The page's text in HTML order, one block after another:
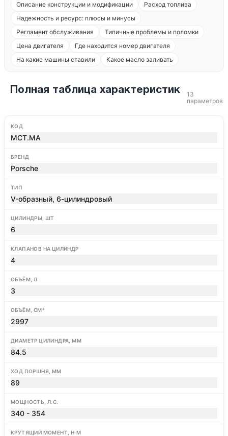
Описание конструкции и модификации
Расход топлива
Надежность и ресурс: плюсы и минусы
Регламент обслуживания
Типичные проблемы и поломки
Цена двигателя
Где находится номер двигателя
На какие машины ставили
Какое масло заливать
Полная таблица характеристик
13
параметров
КОД
MCT.MA
БРЕНД
Porsche
ТИП
V-образный, 6-цилиндровый
ЦИЛИНДРЫ, ШТ
6
КЛАПАНОВ НА ЦИЛИНДР
4
ОБЪЁМ, Л
3
ОБЪЁМ, СМ³
2997
ДИАМЕТР ЦИЛИНДРА, ММ
84.5
ХОД ПОРШНЯ, ММ
89
МОЩНОСТЬ, Л.С.
340 - 354
КРУТЯЩИЙ МОМЕНТ, Н·М